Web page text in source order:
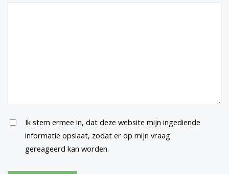
Untitled
Ik stem ermee in, dat deze website mijn ingediende
informatie opslaat, zodat er op mijn vraag
gereageerd kan worden.